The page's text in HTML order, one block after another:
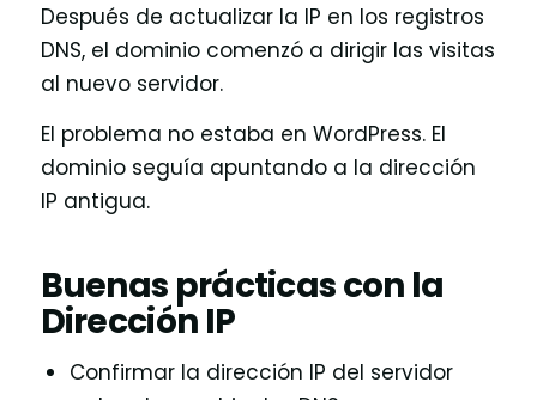
Después de actualizar la IP en los registros
DNS, el dominio comenzó a dirigir las visitas
al nuevo servidor.
El problema no estaba en WordPress. El
dominio seguía apuntando a la dirección
IP antigua.
Buenas prácticas con la
Dirección IP
Confirmar la dirección IP del servidor